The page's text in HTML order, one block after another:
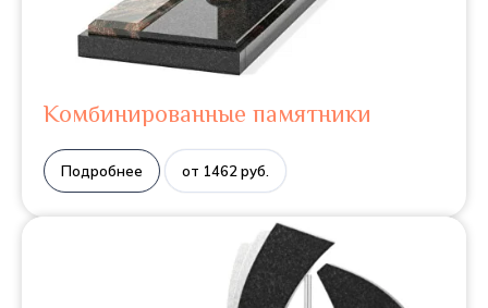
Комбинированные памятники
Подробнее от 1462 руб.